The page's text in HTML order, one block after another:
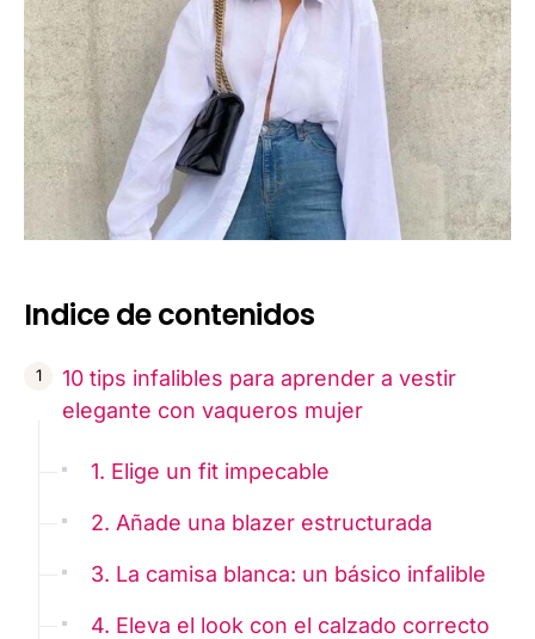
Indice de contenidos
10 tips infalibles para aprender a vestir
elegante con vaqueros mujer
1. Elige un fit impecable
2. Añade una blazer estructurada
3. La camisa blanca: un básico infalible
4. Eleva el look con el calzado correcto